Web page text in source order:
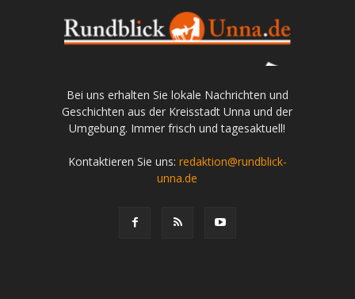
Bei uns erhalten Sie lokale Nachrichten und
Geschichten aus der Kreisstadt Unna und der
Umgebung. Immer frisch und tagesaktuell!
Kontaktieren Sie uns: redaktion@rundblick-
unna.de